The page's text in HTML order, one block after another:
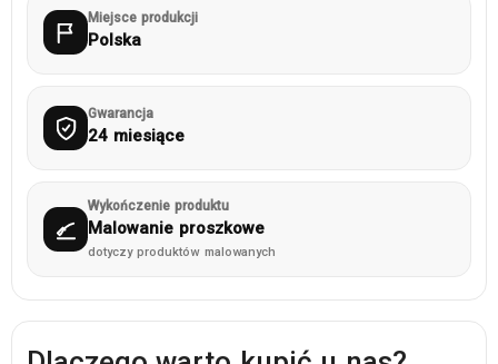
Miejsce produkcji
Polska
Gwarancja
24 miesiące
Wykończenie produktu
Malowanie proszkowe
dotyczy produktów malowanych